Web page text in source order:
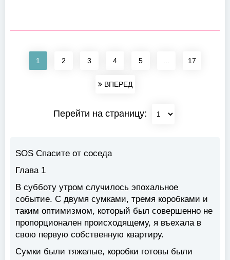
1 2 3 4 5 17
ВПЕРЕД
Перейти на страницу:
SOS Спасите от соседа
Глава 1
В субботу утром случилось эпохальное
событие. С двумя сумками, тремя коробками и
таким оптимизмом, который был совершенно не
пропорционален происходящему, я въехала в
свою первую собственную квартиру.
Сумки были тяжелые, коробки готовы были